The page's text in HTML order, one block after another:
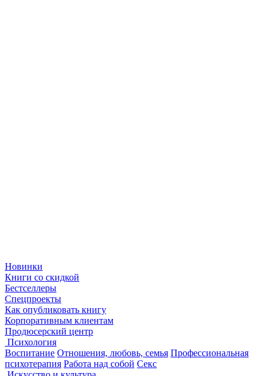
Новинки
Книги со скидкой
Бестселлеры
Спецпроекты
Как опубликовать книгу
Корпоративным клиентам
Продюсерский центр
Психология
Воспитание Отношения, любовь, семья Профессиональная
психотерапия Работа над собой Секс